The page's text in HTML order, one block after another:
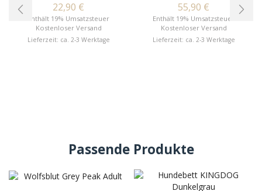
22,90 €
Enthält 19% Umsatzsteuer
Kostenloser Versand
Lieferzeit: ca. 2-3 Werktage
55,90 €
Enthält 19% Umsatzsteuer
Kostenloser Versand
Lieferzeit: ca. 2-3 Werktage
Passende Produkte